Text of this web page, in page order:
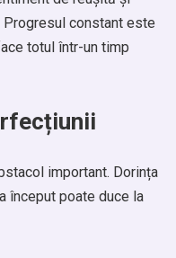
constant este
totul într-un timp
important. Dorința
început poate duce la